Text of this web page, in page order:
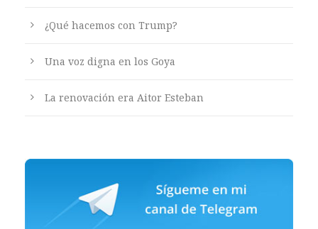
¿Qué hacemos con Trump?
Una voz digna en los Goya
La renovación era Aitor Esteban